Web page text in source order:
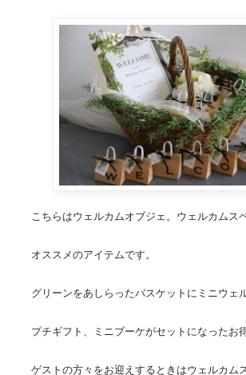
こちらはウェルカムオブジェ 。ウェルカムス
オススメのアイテムです。
グリーンをあしらったバスケットに ミニウェ
プチギフト 、ミニブーケがセットになったお
ゲストの方々をお迎えするときはウェルカム